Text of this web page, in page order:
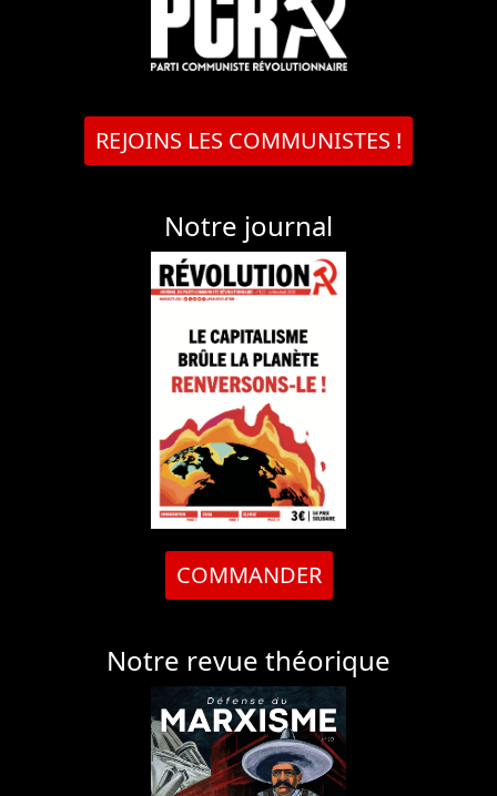
REJOINS LES COMMUNISTES !
Notre journal
COMMANDER
Notre revue théorique